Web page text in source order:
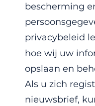
bescherming
privacybeleid
hoe wij uw
opslaan en
Als u zich
nieuwsbrief,